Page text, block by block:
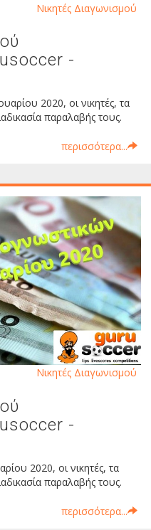
-
2020, οι νικητές, τα
παραλαβής τους.
περισσότερα...
Νικητές Διαγωνισμού
-
2020, οι νικητές, τα
παραλαβής τους.
περισσότερα...
Νικητές Διαγωνισμού